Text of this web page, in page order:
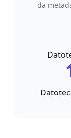
da